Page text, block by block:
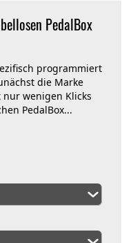
PedalBox
programmiert
die Marke
wenigen Klicks
PedalBox...